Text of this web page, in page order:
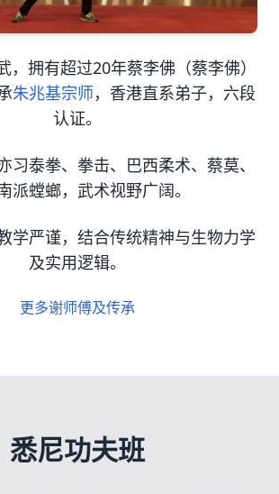
，拥有超过20年蔡李佛（蔡李佛）
朱兆基宗师，香港直系弟子，六段
认证。
习泰拳、拳击、巴西柔术、蔡莫、
派螳螂，武术视野广阔。
学严谨，结合传统精神与生物力学
及实用逻辑。
更多谢师傅及传承
悉尼功夫班